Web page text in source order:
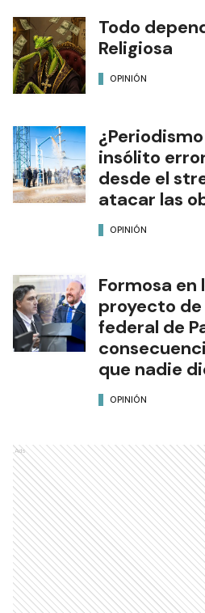
Todo
Religiosa
OPINIÓN
insólito
desde el
atacar las
OPINIÓN
Formosa en
proyecto
federal de
que nadie
OPINIÓN
Ads